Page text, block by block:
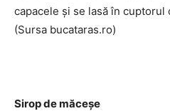
capacele și se lasă în cuptorul
(Sursa bucataras.ro)
Sirop de măceșe